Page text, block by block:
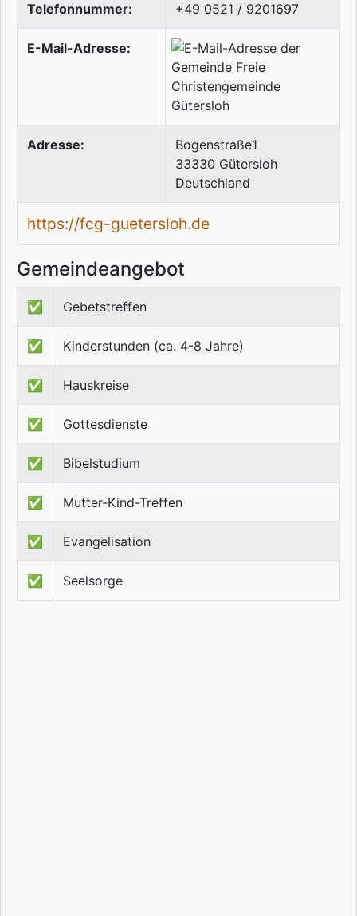
Telefonnummer: +49 0521 / 9201697
E-Mail-Adresse:
Adresse:
Bogenstraße1
33330 Gütersloh
Deutschland
https://fcg-guetersloh.de
Gemeindeangebot
✅ Gebetstreffen
✅ Kinderstunden (ca. 4-8 Jahre)
✅ Hauskreise
✅ Gottesdienste
✅ Bibelstudium
✅ Mutter-Kind-Treffen
✅ Evangelisation
✅ Seelsorge